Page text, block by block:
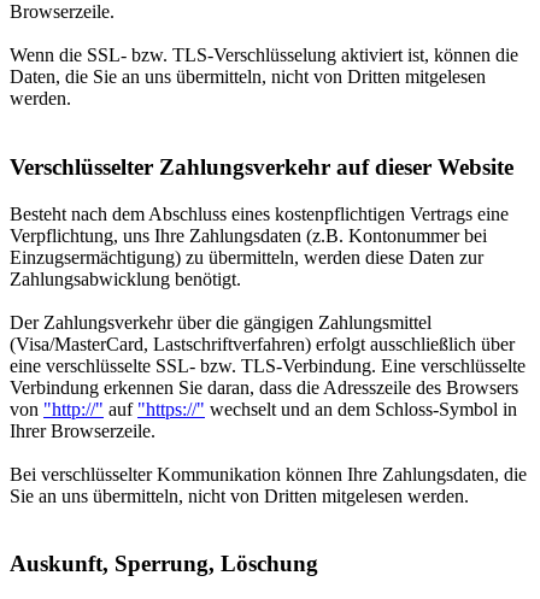
Browserzeile.
Wenn die SSL- bzw. TLS-Verschlüsselung aktiviert ist, können die
Daten, die Sie an uns übermitteln, nicht von Dritten mitgelesen
werden.
Verschlüsselter Zahlungsverkehr auf dieser Website
Besteht nach dem Abschluss eines kostenpflichtigen Vertrags eine
Verpflichtung, uns Ihre Zahlungsdaten (z.B. Kontonummer bei
Einzugsermächtigung) zu übermitteln, werden diese Daten zur
Zahlungsabwicklung benötigt.
Der Zahlungsverkehr über die gängigen Zahlungsmittel
(Visa/MasterCard, Lastschriftverfahren) erfolgt ausschließlich über
eine verschlüsselte SSL- bzw. TLS-Verbindung. Eine verschlüsselte
Verbindung erkennen Sie daran, dass die Adresszeile des Browsers
von "http://" auf "https://" wechselt und an dem Schloss-Symbol in
Ihrer Browserzeile.
Bei verschlüsselter Kommunikation können Ihre Zahlungsdaten, die
Sie an uns übermitteln, nicht von Dritten mitgelesen werden.
Auskunft, Sperrung, Löschung